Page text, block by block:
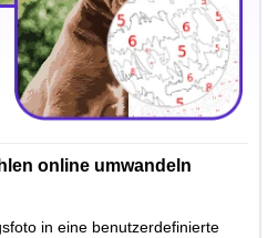
online umwandeln
in eine benutzerdefinierte